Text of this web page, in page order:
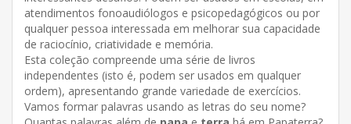
atendimentos fonoaudiólogos e psicopedagógicos ou por
qualquer pessoa interessada em melhorar sua capacidade
de raciocínio, criatividade e memória.
Esta coleção compreende uma série de livros
independentes (isto é, podem ser usados em qualquer
ordem), apresentando grande variedade de exercícios.
Vamos formar palavras usando as letras do seu nome?